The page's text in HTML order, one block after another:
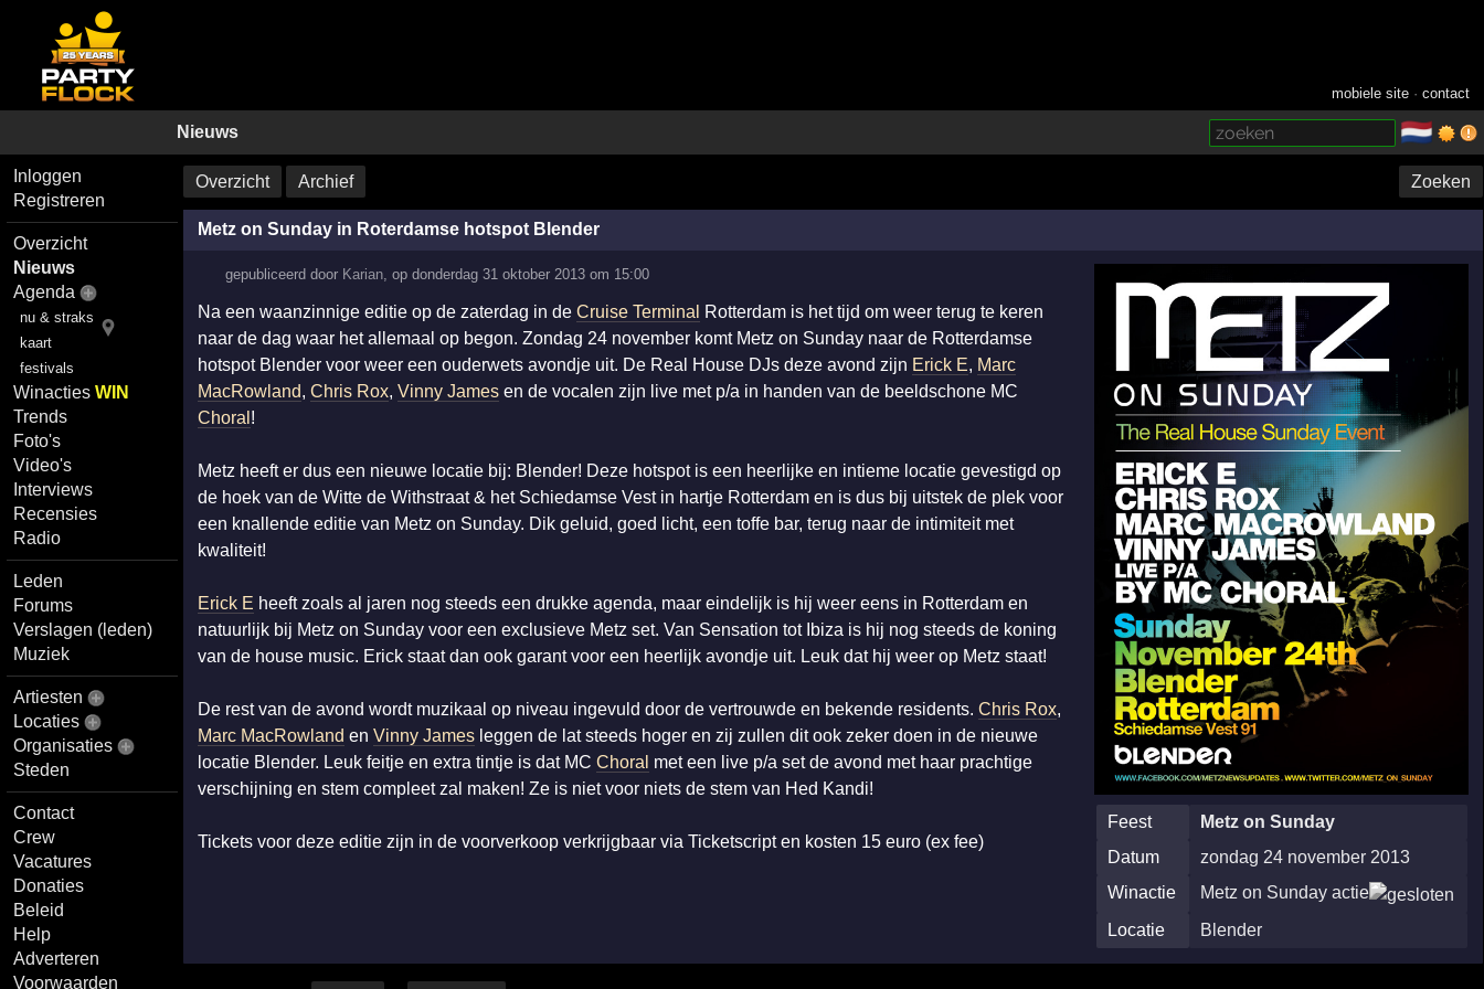
mobiele site ·contact
Nieuws 🇳🇱
Inloggen
Registreren
Overzicht
Nieuws
Agenda
nu & straks
kaart
festivals
WinactiesWIN
Trends
Foto's
Video's
Interviews
Recensies
Radio
Leden
Forums
Verslagen (leden)
Muziek
Artiesten
Locaties
Organisaties
Steden
Contact
Crew
Vacatures
Donaties
Beleid
Help
Adverteren
Voorwaarden
Overzicht Archief Zoeken
Metz on Sunday in Roterdamse hotspot Blender
gepubliceerd door Karian, opdonderdag 31 oktober 2013 om 15:00
Feest
Metz on Sunday
Datum
zondag 24 november 2013
Winactie
Metz on Sunday actie
Locatie
Blender
Na een waanzinnige editie op de zaterdag in de Cruise Terminal
Rotterdam is het tijd om weer terug te keren
naar de dag waar het allemaal op begon. Zondag 24 november komt Metz on Sunday naar de Rotterdamse
hotspot Blender voor weer een ouderwets avondje uit. De Real House DJs deze avond zijn Erick E, Marc
MacRowland, Chris Rox, Vinny Jamesen de vocalen zijn live met p/a in handen van de beeldschone MC
Choral !
Metz heeft er dus een nieuwe locatie bij: Blender! Deze hotspot is een heerlijke en intieme locatie gevestigd op
de hoek van de Witte de Withstraat & het Schiedamse Vest in hartje Rotterdam en is dus bij uitstek de plek voor
een knallende editie van Metz on Sunday. Dik geluid, goed licht, een toffe bar, terug naar de intimiteit met
kwaliteit!
Erick E heeft zoals al jaren nog steeds een drukke agenda, maar eindelijk is hij weer eens in Rotterdam en
natuurlijk bij Metz on Sunday voor een exclusieve Metz set. Van Sensation tot Ibiza is hij nog steeds de koning
van de house music. Erick staat dan ook garant voor een heerlijk avondje uit. Leuk dat hij weer op Metz staat!
De rest van de avond wordt muzikaal op niveau ingevuld door de vertrouwde en bekende residents. Chris Rox,
Marc MacRowland en Vinny Jamesleggen de lat steeds hoger en zij zullen dit ook zeker doen in de nieuwe
locatie Blender. Leuk feitje en extra tintje is dat MC Choral met een live p/a set de avond met haar prachtige
verschijning en stem compleet zal maken! Ze is niet voor niets de stem van Hed Kandi!
Tickets voor deze editie zijn in de voorverkoop verkrijgbaar via Ticketscript en kosten 15 euro (ex fee)